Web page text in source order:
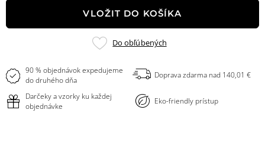
VLOŽIT DO KOŠÍKA
Pridať
Do obľúbených
90 % objednávok expedujeme
do druhého dňa
Doprava zdarma nad 140,01 €
Darčeky a vzorky ku každej
objednávke
Eko-friendly prístup